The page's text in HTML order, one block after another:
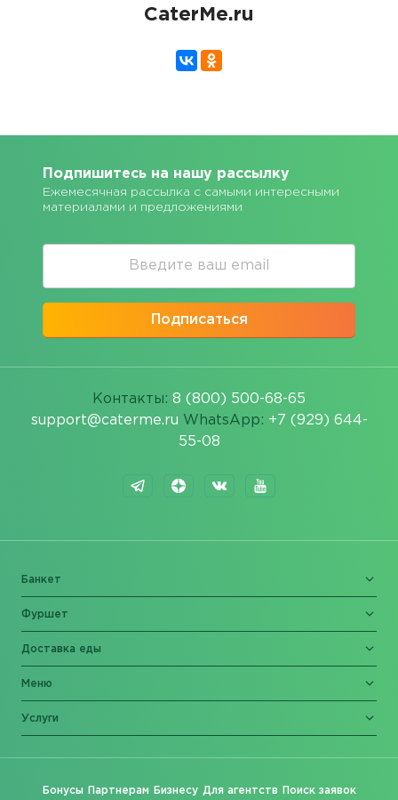
CaterMe.ru
Подпишитесь на нашу рассылку
Ежемесячная рассылка с самыми интересными
материалами и предложениями
Подписаться
Контакты: 8 (800) 500-68-65
support@caterme.ru WhatsApp: +7 (929) 644-
55-08
Банкет
Фуршет
Доставка еды
Меню
Услуги
Бонусы Партнерам Бизнесу Для агентств Поиск заявок